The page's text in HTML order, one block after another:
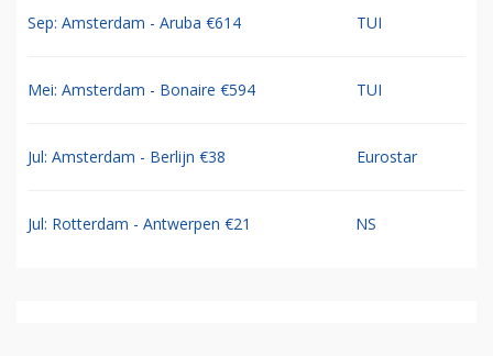
Sep: Amsterdam - Aruba €614 TUI
Mei: Amsterdam - Bonaire €594 TUI
Jul: Amsterdam - Berlijn €38 Eurostar
Jul: Rotterdam - Antwerpen €21 NS